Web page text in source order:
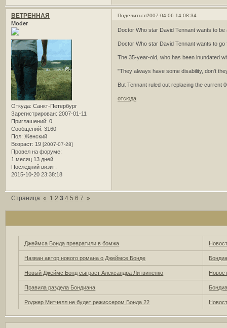
Поделиться2007-04-06 14:08:34
ВЕТРЕННАЯ
Moder
Откуда: Санкт-Петербург
Зарегистрирован: 2007-01-11
Приглашений: 0
Сообщений: 3160
Пол: Женский
Возраст: 19 [2007-07-28]
Провел на форуме:
1 месяц 13 дней
Последний визит:
2015-10-20 23:38:18
Doctor Who star David Tennant wants to be
Doctor Who star David Tennant wants to
The 35-year-old, who has been inundated
"They always have some disability, don't
But Tennant ruled out replacing the current
отсюда
Страница:« 1 2 3 4 5 6 7 »
Джеймса Бонда превратили в бомжа
Назван автор нового романа о Джеймсе Бонде
Новый Джеймс Бонд сыграет Александра Литвиненко
Правила раздела Бондиана
Роджер Митчелл не будет режиссером Бонда 22